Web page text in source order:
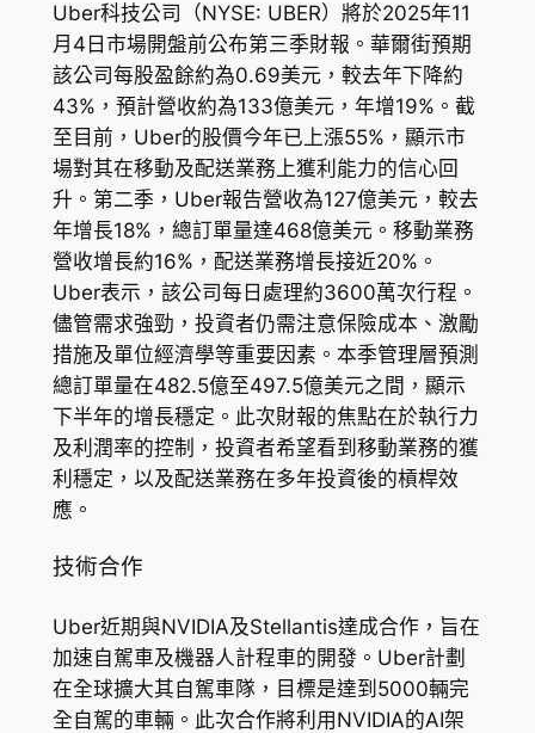
Uber科技公司（NYSE: UBER）將於2025年11
月4日市場開盤前公布第三季財報。華爾街預期
該公司每股盈餘約為0.69美元，較去年下降約
43%，預計營收約為133億美元，年增19%。截
至目前，Uber的股價今年已上漲55%，顯示市
場對其在移動及配送業務上獲利能力的信心回
升。第二季，Uber報告營收為127億美元，較去
年增長18%，總訂單量達468億美元。移動業務
營收增長約16%，配送業務增長接近20%。
Uber表示，該公司每日處理約3600萬次行程。
儘管需求強勁，投資者仍需注意保險成本、激勵
措施及單位經濟學等重要因素。本季管理層預測
總訂單量在482.5億至497.5億美元之間，顯示
下半年的增長穩定。此次財報的焦點在於執行力
及利潤率的控制，投資者希望看到移動業務的獲
利穩定，以及配送業務在多年投資後的槓桿效
應。
技術合作
Uber近期與NVIDIA及Stellantis達成合作，旨在
加速自駕車及機器人計程車的開發。Uber計劃
在全球擴大其自駕車隊，目標是達到5000輛完
全自駕的車輛。此次合作將利用NVIDIA的AI架